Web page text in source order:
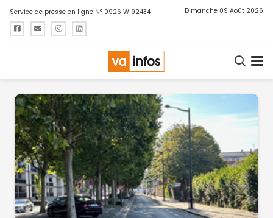
Service de presse en ligne N° 0926 W 92434 Dimanche 09 Août 2026